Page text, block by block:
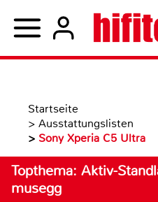
Startseite
> Ausstattungslisten
> Sony Xperia C5 Ultra
Topthema: Aktiv-
musegg